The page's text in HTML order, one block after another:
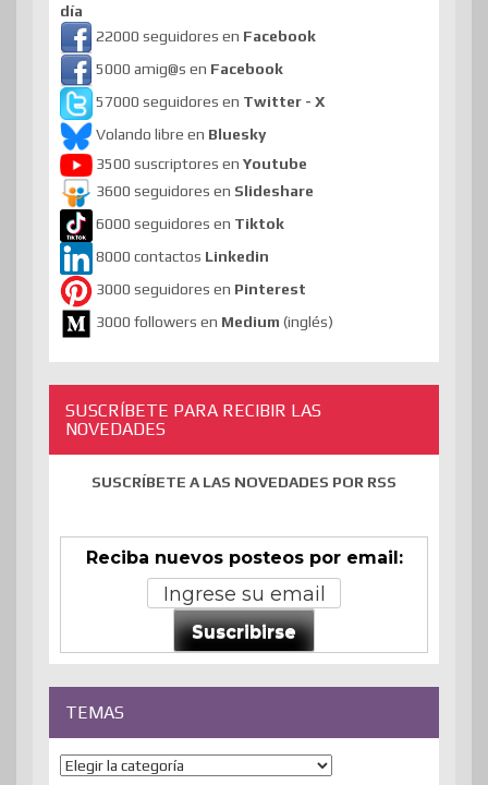
día
22000 seguidores en Facebook
5000 amig@s en Facebook
57000 seguidores en Twitter - X
Volando libre en Bluesky
3500 suscriptores en Youtube
3600 seguidores en Slideshare
6000 seguidores en Tiktok
8000 contactos Linkedin
3000 seguidores en Pinterest
3000 followers en Medium (inglés)
SUSCRÍBETE PARA RECIBIR LAS
NOVEDADES
SUSCRÍBETE A LAS NOVEDADES POR RSS
Reciba nuevos posteos por email:
Suscribirse
TEMAS
Temas